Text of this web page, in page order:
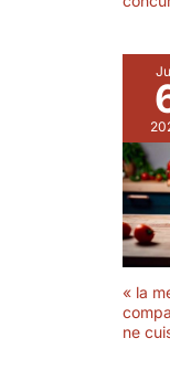
« la
ne